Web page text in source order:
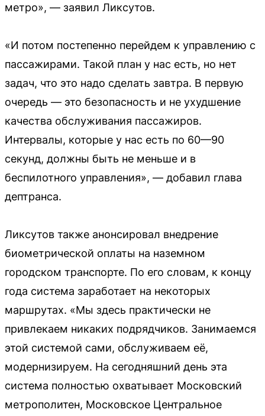
метро», — заявил Ликсутов.
«И потом постепенно перейдем к управлению с
пассажирами. Такой план у нас есть, но нет
задач, что это надо сделать завтра. В первую
очередь — это безопасность и не ухудшение
качества обслуживания пассажиров.
Интервалы, которые у нас есть по 60—90
секунд, должны быть не меньше и в
беспилотного управления», — добавил глава
дептранса.
Ликсутов также анонсировал внедрение
биометрической оплаты на наземном
городском транспорте. По его словам, к концу
года система заработает на некоторых
маршрутах. «Мы здесь практически не
привлекаем никаких подрядчиков. Занимаемся
этой системой сами, обслуживаем её,
модернизируем. На сегодняшний день эта
система полностью охватывает Московский
метрополитен, Московское Центральное